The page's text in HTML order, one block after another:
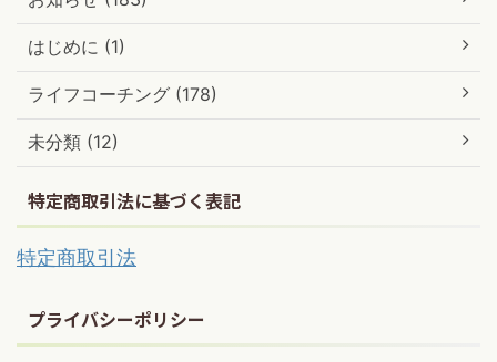
はじめに (1)
ライフコーチング (178)
未分類 (12)
特定商取引法に基づく表記
特定商取引法
プライバシーポリシー